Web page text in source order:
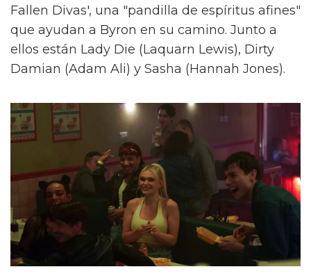
Fallen Divas', una "pandilla de espíritus afines"
que ayudan a Byron en su camino. Junto a
ellos están Lady Die (Laquarn Lewis), Dirty
Damian (Adam Ali) y Sasha (Hannah Jones).